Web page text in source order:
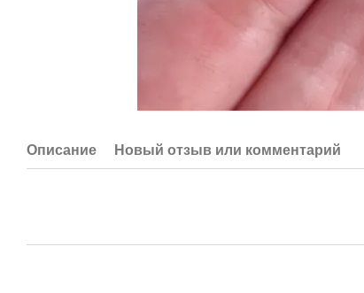
Описание Новый отзыв или комментарий